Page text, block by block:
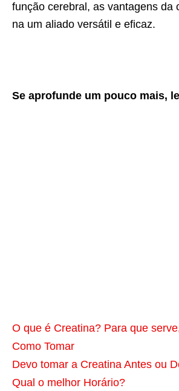
função cerebral, as vantagens da
na um aliado versátil e eficaz.
Se aprofunde um pouco mais,
O que é Creatina? Para que
Como Tomar
Devo tomar a Creatina Antes ou
Qual o melhor Horário?